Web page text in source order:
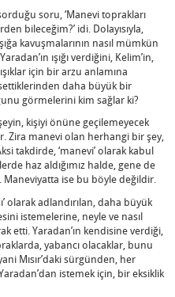
Anlayışınızdır” Nedir?
Nedir?
Nedir?
Ne Yiyecek” Nedir?
Nedir?
soru, ‘Manevi toprakları
bileceğim?’ idi. Dolayısıyla,
kavuşmalarının nasıl mümkün
ışığı verdiğini, Kelim’in,
için bir arzu anlamına
daha büyük bir
görmelerini kim sağlar ki?
kişiyi önüne geçilemeyecek
Zira manevi olan herhangi bir şey,
takdirde, ‘manevi’ olarak kabul
haz aldığımız halde, gene de
ise bu böyle değildir.
olarak adlandırılan, daha büyük
istemelerine, neyle ve nasıl
etti. Yaradan’ın kendisine verdiği,
yabancı olacaklar, bunu
Mısır’daki sürgünden, her
istemek için, bir eksiklik